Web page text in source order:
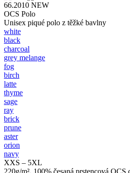
66.2010 NEW
OCS Polo
Unisex piqué polo z těžké bavlny
white
black
charcoal
grey melange
fog
birch
latte
thyme
sage
ray
brick
prune
aster
orion
navy
XXS – 5XL
220g/m², 100% česaná prstencová